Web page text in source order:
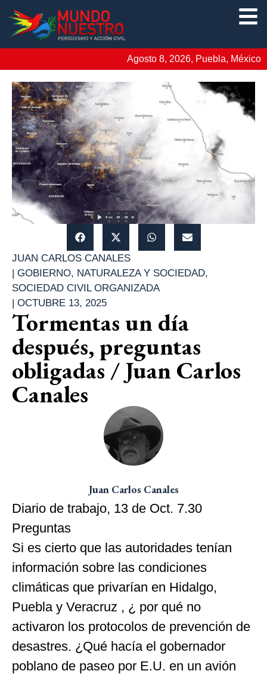
Agosto 8, 2026, Puebla, México
JUAN CARLOS CANALES
| GOBIERNO, NATURALEZA Y SOCIEDAD,
SOCIEDAD CIVIL ORGANIZADA
| OCTUBRE 13, 2025
Tormentas un día
después, preguntas
obligadas / Juan Carlos
Canales
Juan Carlos Canales
Diario de trabajo, 13 de Oct. 7.30
Preguntas
Si es cierto que las autoridades tenían
información sobre las condiciones
climáticas que privarían en Hidalgo,
Puebla y Veracruz , ¿ por qué no
activaron los protocolos de prevención de
desastres. ¿Qué hacía el gobernador
poblano de paseo por E.U. en un avión